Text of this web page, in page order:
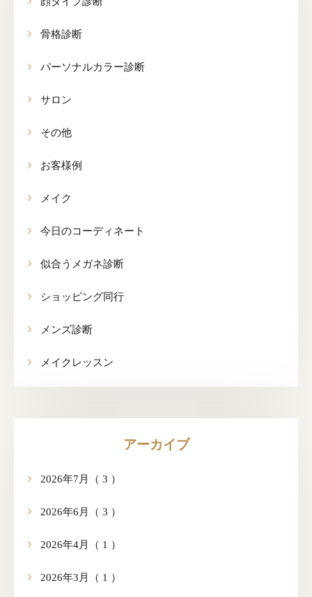
骨格診断
パーソナルカラー診断
サロン
その他
お客様例
メイク
今日のコーディネート
似合うメガネ診断
ショッピング同行
メンズ診断
メイクレッスン
アーカイブ
2026年7月（ 3 ）
2026年6月（ 3 ）
2026年4月（ 1 ）
2026年3月（ 1 ）